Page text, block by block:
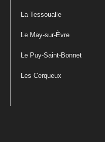
La Tessoualle
Le May-sur-Èvre
Le Puy-Saint-Bonnet
Les Cerqueux